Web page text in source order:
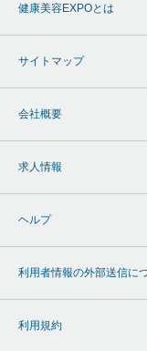
健康美容EXPOとは
サイトマップ
会社概要
求人情報
ヘルプ
利用者情報の外部送信に
利用規約